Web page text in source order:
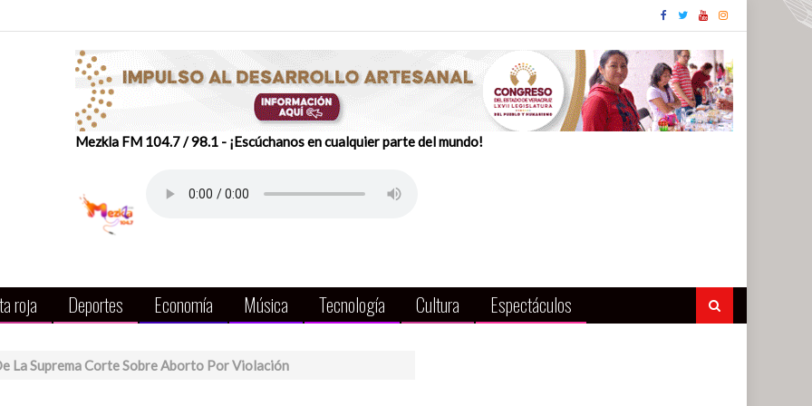
Mezkla FM 104.7 / 98.1 - ¡Escúchanos en cualquier parte del mundo!
roja Deportes Economía Música Tecnología Cultura Espectáculos
La Suprema Corte Sobre Aborto Por Violación